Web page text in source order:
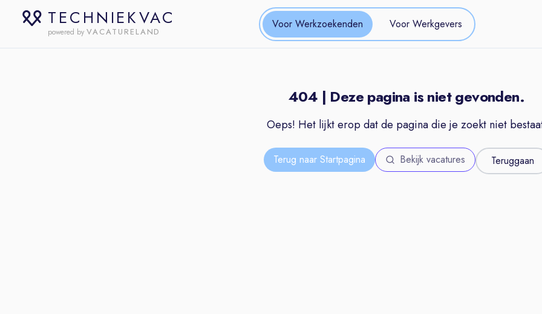
TECHNIEKVAC
powered by VACATURELAND
Voor Werkzoekenden Voor Werkgevers
404 | Deze pagina is niet gevonden.
Oeps! Het lijkt erop dat de pagina die je zoekt niet
Terug naar Startpagina Bekijk vacatures Teruggaan